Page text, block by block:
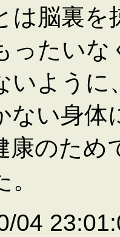
は脳裏
ったい
いよう
ない身体
康のため
04